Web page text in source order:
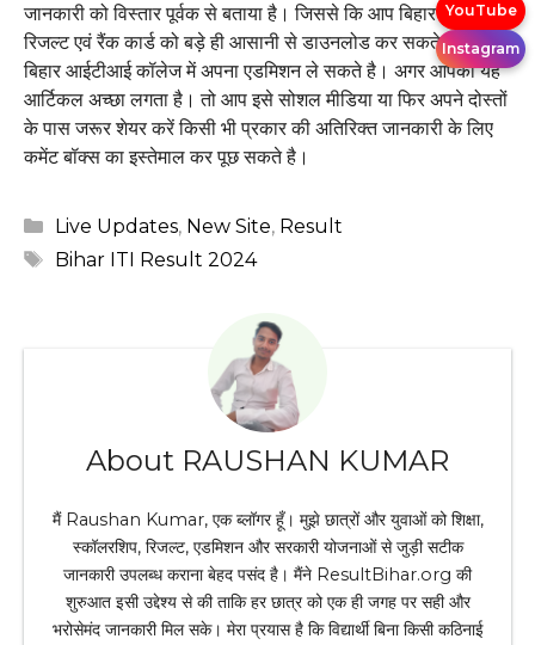
जानकारी को विस्तार पूर्वक से बताया है। जिससे कि आप बिहार आईटीआई
रिजल्ट एवं रैंक कार्ड को बड़े ही आसानी से डाउनलोड कर सकते है। एवं
बिहार आईटीआई कॉलेज में अपना एडमिशन ले सकते है। अगर आपको यह
आर्टिकल अच्छा लगता है। तो आप इसे सोशल मीडिया या फिर अपने दोस्तों
के पास जरूर शेयर करें किसी भी प्रकार की अतिरिक्त जानकारी के लिए
कमेंट बॉक्स का इस्तेमाल कर पूछ सकते है।
Categories
Live Updates, New Site, Result
Tags
Bihar ITI Result 2024
About RAUSHAN KUMAR
मैं Raushan Kumar, एक ब्लॉगर हूँ। मुझे छात्रों और युवाओं को शिक्षा,
स्कॉलरशिप, रिजल्ट, एडमिशन और सरकारी योजनाओं से जुड़ी सटीक
जानकारी उपलब्ध कराना बेहद पसंद है। मैंने ResultBihar.org की
शुरुआत इसी उद्देश्य से की ताकि हर छात्र को एक ही जगह पर सही और
भरोसेमंद जानकारी मिल सके। मेरा प्रयास है कि विद्यार्थी बिना किसी कठिनाई
YouTube
Instagram